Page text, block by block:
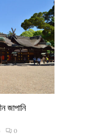
জাপানি
0